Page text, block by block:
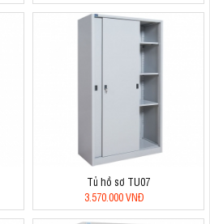
Tủ hồ sơ TU07
3.570.000 VNĐ